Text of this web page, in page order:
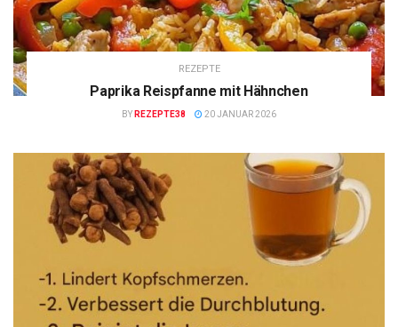
REZEPTE
Paprika Reispfanne mit Hähnchen
BY REZEPTE38 20 JANUAR 2026